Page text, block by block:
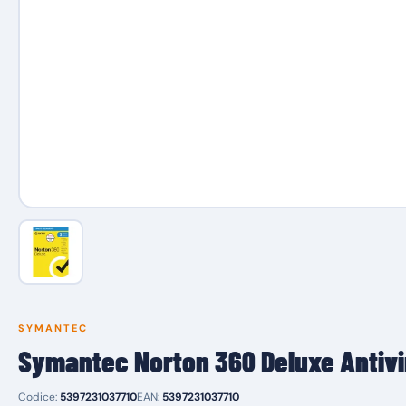
SYMANTEC
Symantec Norton 360 Deluxe
Codice: 5397231037710EAN: 5397231037710